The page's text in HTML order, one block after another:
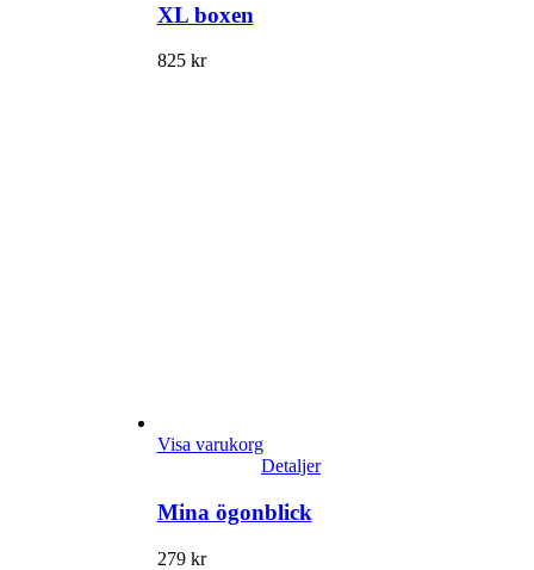
XL boxen
825 kr
Visa varukorg
Detaljer
Mina ögonblick
279 kr